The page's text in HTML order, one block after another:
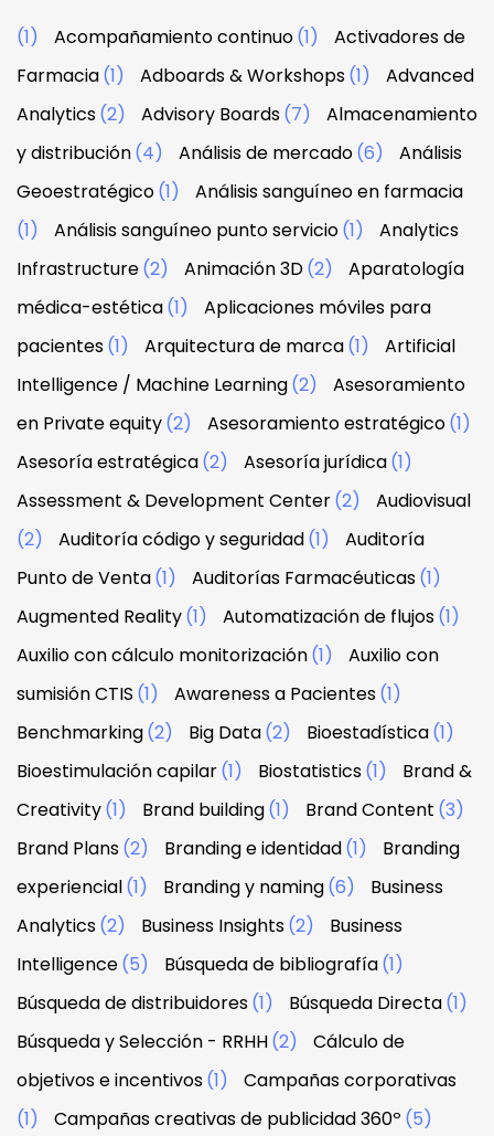
(1) Acompañamiento continuo(1)
Activadores de
Farmacia(1) Adboards & Workshops(1)
Advanced
Analytics(2) Advisory Boards(7)
Almacenamiento
y distribución(4) Análisis de mercado(6)
Análisis
Geoestratégico(1)
Análisis sanguíneo en farmacia
(1)
Análisis sanguíneo punto servicio(1)
Analytics
Infrastructure(2) Animación 3D(2)
Aparatología
médica-estética(1)
Aplicaciones móviles para
pacientes(1) Arquitectura de marca(1)
Artificial
Intelligence / Machine Learning(2)
Asesoramiento
en Private equity(2) Asesoramiento estratégico(1)
Asesoría estratégica(2) Asesoría jurídica(1)
Assessment & Development Center(2)
Audiovisual
(2)
Auditoría código y seguridad(1)
Auditoría
Punto de Venta(1) Auditorías Farmacéuticas(1)
Augmented Reality(1) Automatización de flujos(1)
Auxilio con cálculo monitorización(1)
Auxilio con
sumisión CTIS (1) Awareness a Pacientes(1)
Benchmarking(2) Big Data(2) Bioestadística(1)
Bioestimulación capilar(1) Biostatistics(1)
Brand &
Creativity(1) Brand building(1) Brand Content (3)
Brand Plans(2) Branding e identidad(1)
Branding
experiencial(1) Branding y naming(6)
Business
Analytics(2) Business Insights(2)
Business
Intelligence(5) Búsqueda de bibliografía(1)
Búsqueda de distribuidores(1) Búsqueda Directa(1)
Búsqueda y Selección - RRHH(2)
Cálculo de
objetivos e incentivos(1)
Campañas corporativas
(1)
Campañas creativas de publicidad 360º (5)